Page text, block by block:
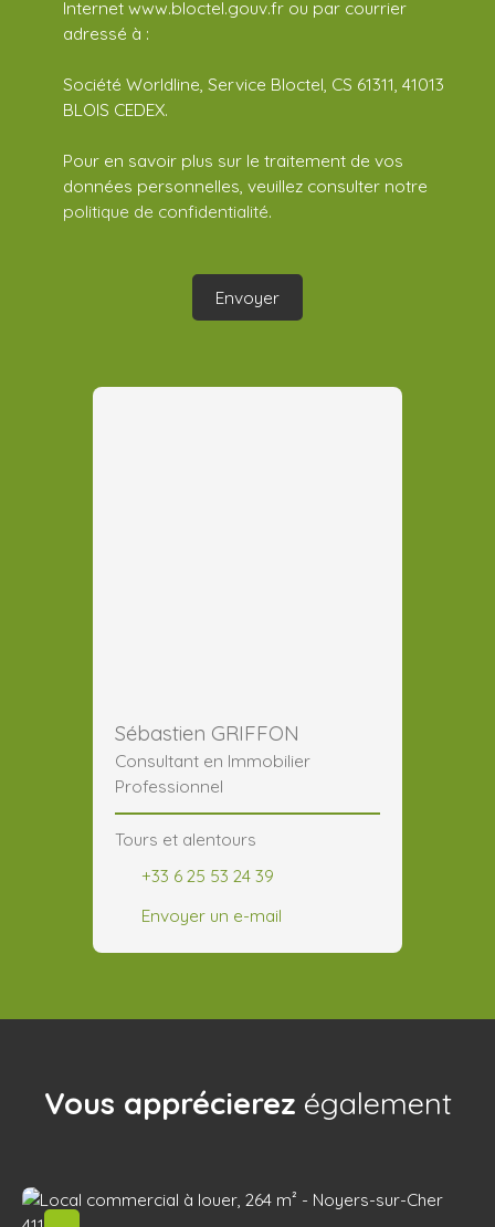
Internet www.bloctel.gouv.fr ou par courrier
adressé à :
Société Worldline, Service Bloctel, CS 61311, 41013
BLOIS CEDEX.
Pour en savoir plus sur le traitement de vos
données personnelles, veuillez consulter notre
politique de confidentialité.
Envoyer
Sébastien GRIFFON
Consultant en Immobilier
Professionnel
Tours et alentours
+33 6 25 53 24 39
Envoyer un e-mail
Vous apprécierez également